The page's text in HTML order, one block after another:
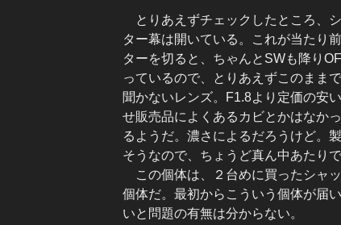
とりあえずチェックしたところ、
ター幕は開いている。これが当たり
ターを切ると、ちゃんとSWも降り
っているので、とりあえずこのまま
聞かないレンズ。F1.8より定価の安
せ販売品によくあるカビとかはなか
るようだ。濃さによるだろうけど。
そうなので、ちょうど真ん中あたり
この個体は、２台めに買ったシャ
個体だ。最初からこういう個体が届
いと問題の有無は分からない。